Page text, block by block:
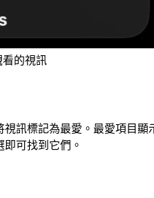
看的視訊
訊標記為最愛。最愛項目顯
可找到它們。